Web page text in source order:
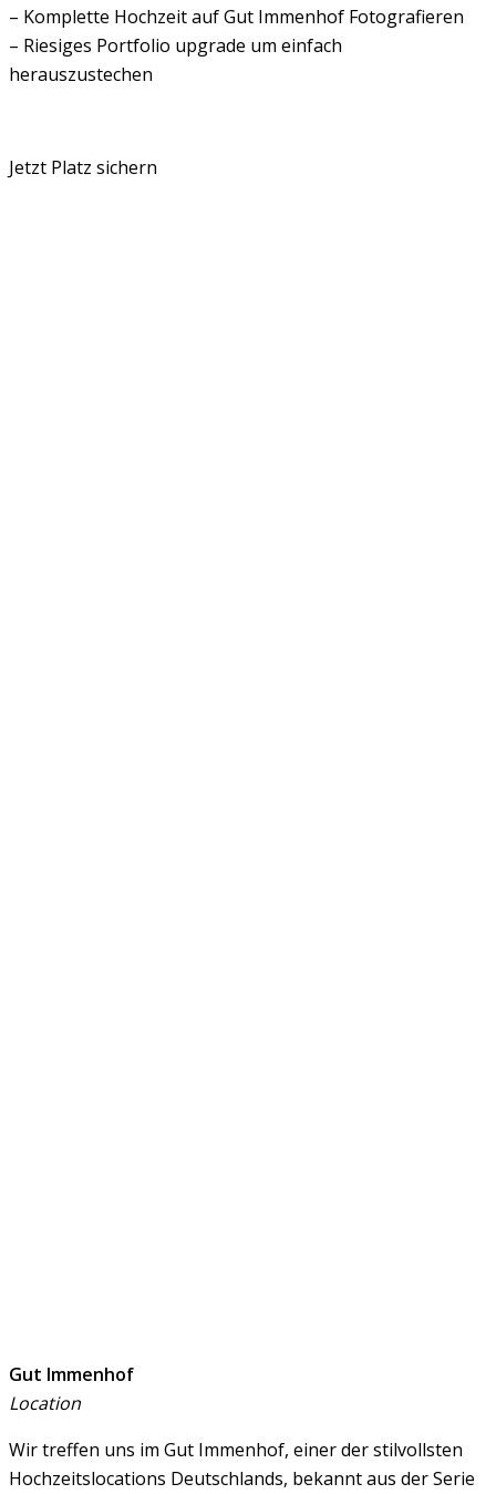
– Komplette Hochzeit auf Gut Immenhof Fotografieren
– Riesiges Portfolio upgrade um einfach
herauszustechen
Jetzt Platz sichern
Gut Immenhof
Location
Wir treffen uns im Gut Immenhof, einer der stilvollsten
Hochzeitslocations Deutschlands, bekannt aus der Serie